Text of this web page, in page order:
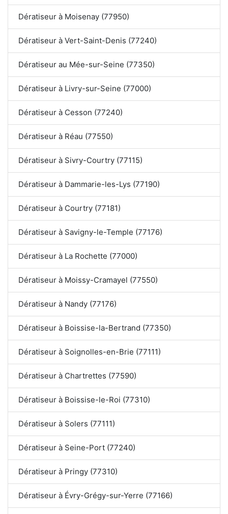
Dératiseur à Moisenay (77950)
Dératiseur à Vert-Saint-Denis (77240)
Dératiseur au Mée-sur-Seine (77350)
Dératiseur à Livry-sur-Seine (77000)
Dératiseur à Cesson (77240)
Dératiseur à Réau (77550)
Dératiseur à Sivry-Courtry (77115)
Dératiseur à Dammarie-les-Lys (77190)
Dératiseur à Courtry (77181)
Dératiseur à Savigny-le-Temple (77176)
Dératiseur à La Rochette (77000)
Dératiseur à Moissy-Cramayel (77550)
Dératiseur à Nandy (77176)
Dératiseur à Boissise-la-Bertrand (77350)
Dératiseur à Soignolles-en-Brie (77111)
Dératiseur à Chartrettes (77590)
Dératiseur à Boissise-le-Roi (77310)
Dératiseur à Solers (77111)
Dératiseur à Seine-Port (77240)
Dératiseur à Pringy (77310)
Dératiseur à Évry-Grégy-sur-Yerre (77166)